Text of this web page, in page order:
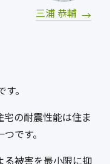
三浦 恭輔
。
の耐震性能は住ま
です。
る被害を最小限に抑